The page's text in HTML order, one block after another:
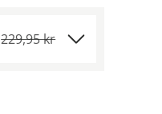
229,95 kr